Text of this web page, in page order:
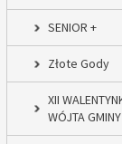
SENIOR +
Złote Gody
XII
WÓJTA